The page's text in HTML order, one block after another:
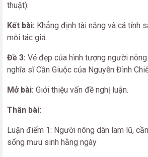
thuật).
Kết bài: Khẳng định tài năng và cá tính
mỗi tác giả.
Đề 3: Vẻ đẹp của hình tượng người
nghĩa sĩ Cần Giuộc của Nguyễn Đình
Mở bài: Giới thiệu vấn đề nghị luận.
Thân bài:
Luận điểm 1: Người nông dân lam lũ,
sống mưu sinh hằng ngày